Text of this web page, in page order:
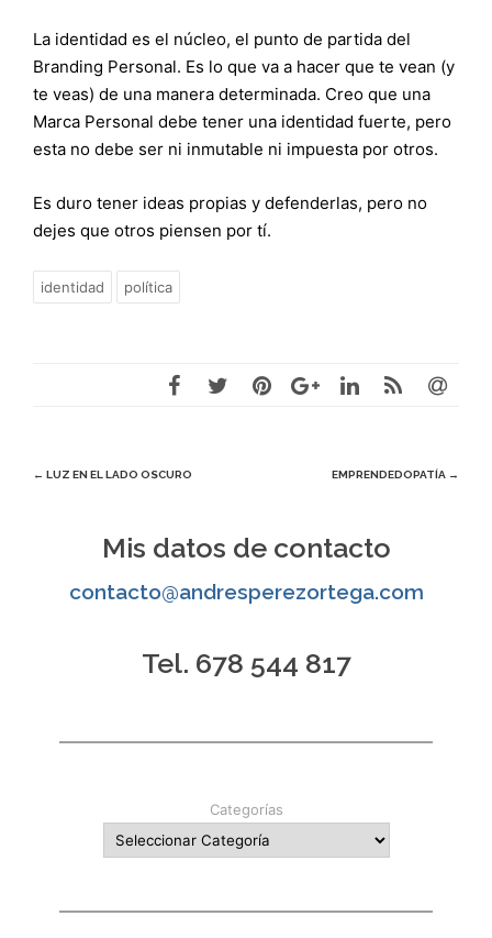
La identidad es el núcleo, el punto de partida del
Branding Personal. Es lo que va a hacer que te vean (y
te veas) de una manera determinada. Creo que una
Marca Personal debe tener una identidad fuerte, pero
esta no debe ser ni inmutable ni impuesta por otros.
Es duro tener ideas propias y defenderlas, pero no
dejes que otros piensen por tí.
identidad política
Navegación
entradas
← LUZ EN EL LADO OSCURO EMPRENDEDOPATÍA →
Mis datos de contacto
contacto@andresperezortega.com
Tel. 678 544 817
Categorías